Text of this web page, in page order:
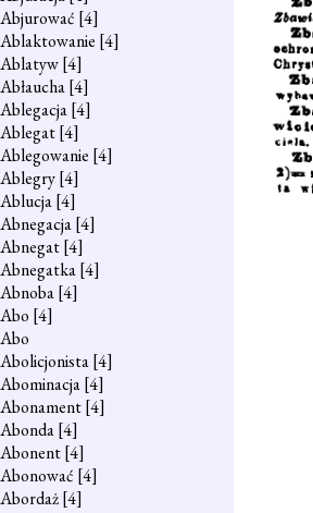
Abjurować [4]
Ablaktowanie [4]
Ablatyw[4]
Abłaucha[4]
Ablegacja[4]
Ablegat[4]
Ablegowanie [4]
Ablegry[4]
Ablucja[4]
Abnegacja[4]
Abnegat[4]
Abnegatka[4]
Abnoba[4]
Abo [4]
Abo
Abolicjonista[4]
Abominacja[4]
Abonament[4]
Abonda[4]
Abonent[4]
Abonować [4]
Abordaż[4]